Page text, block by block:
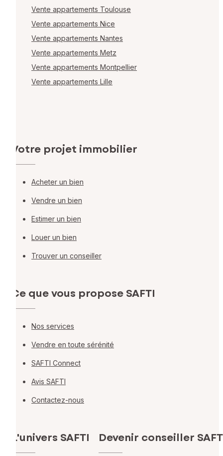
Vente appartements Toulouse
Vente appartements Nice
Vente appartements Nantes
Vente appartements Metz
Vente appartements Montpellier
Vente appartements Lille
Votre projet immobilier
Acheter un bien
Vendre un bien
Estimer un bien
Louer un bien
Trouver un conseiller
Ce que vous propose SAFTI
Nos services
Vendre en toute sérénité
SAFTI Connect
Avis SAFTI
Contactez-nous
L'univers SAFTI Devenir conseiller